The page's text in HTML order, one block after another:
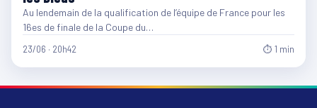
Au lendemain de la qualification de l’équipe de France pour les
16es de finale de la Coupe du…
23/06 · 20h42 ⏱ 1 min